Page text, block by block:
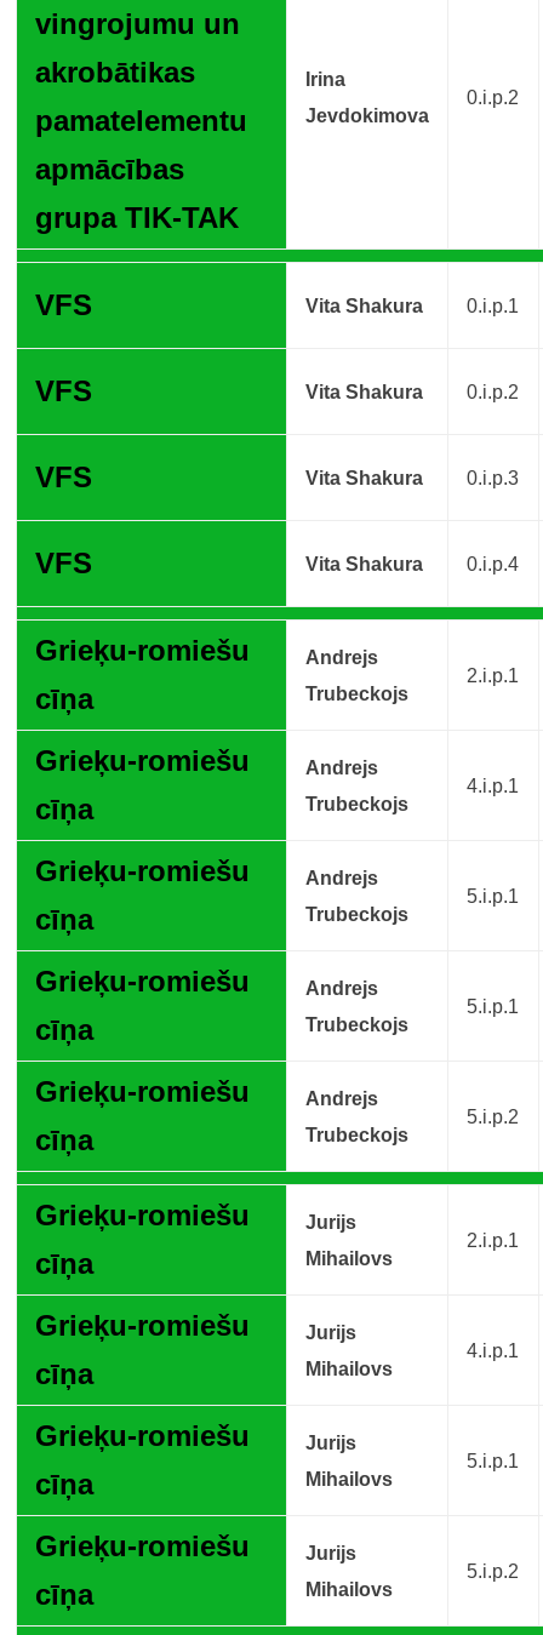
vingrojumu un
akrobātikas
pamatelementu
apmācības
grupa TIK-TAK
Irina
Jevdokimova
0.i.p.2
VFS Vita Shakura 0.i.p.1
VFS Vita Shakura 0.i.p.2
VFS Vita Shakura 0.i.p.3
VFS Vita Shakura 0.i.p.4
Grieķu-romiešu
cīņa
Andrejs
Trubeckojs
2.i.p.1
Grieķu-romiešu
cīņa
Andrejs
Trubeckojs
4.i.p.1
Grieķu-romiešu
cīņa
Andrejs
Trubeckojs
5.i.p.1
Grieķu-romiešu
cīņa
Andrejs
Trubeckojs
5.i.p.1
Grieķu-romiešu
cīņa
Andrejs
Trubeckojs
5.i.p.2
Grieķu-romiešu
cīņa
Jurijs
Mihailovs
2.i.p.1
Grieķu-romiešu
cīņa
Jurijs
Mihailovs
4.i.p.1
Grieķu-romiešu
cīņa
Jurijs
Mihailovs
5.i.p.1
Grieķu-romiešu
cīņa
Jurijs
Mihailovs
5.i.p.2